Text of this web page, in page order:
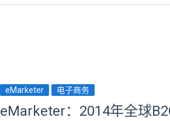
eMarketer 电子商务
eMarketer：2014年全球